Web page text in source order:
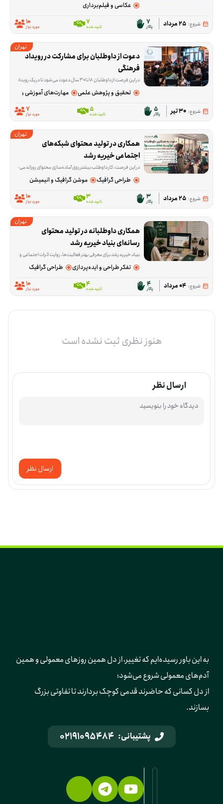
عکاسی و فیلم‌برداری
شروع: 25 مرداد 7
پاکار 7
تایید شده 10
مورد نیاز
تهران
دعوت از داوطلبان برای مشارکت در رویداد
فرهنگی
در این فرصت از داوطلبان ۱۸ تا ۳۰ سال دعوت می‌شود تا در یک رویداد فرهنگی با محوریت گفت‌وگو، هم‌اندیشی و بررسی راهکارهای حمایت از اقشار نیازمند جامعه از جمله افراد بی‌بضاعت، بی‌سرپرست و دارای معلولیت مشارکت کنند. در این برنامه، شرکت‌کنندگان در کنار سایر داوطلبان، حامیان و جمعی از هنرمندان پاکار، درباره راهکارهای مؤثر برای افزایش مشارکت اجتماعی و توسعه فعالیت‌های حمایتی به تبادل نظر خواهند پرداخت. همچنین بخشی از برنامه به مستندسازی و انتشار محتوای رویداد در فضای مجازی اختصاص دارد.
تحقیق و پژوهش علمی مهارت‌های آموزشی و پژوهشی
شروع: 30 تیر 5
پاکار 5
تایید شده 7
مورد نیاز
تهران
اجتماعی خیریه رشد
در این فرصت، کار داوطلب بیشتر روی آماده‌سازی محتوای روزانه می‌چرخد. راش‌ها و عکس‌ها از قبل در اختیار شما قرار می‌گیرد و لازم است از آن‌ها برای تدوین ریلز اینستاگرام، پست‌های
طراحی گرافیک موشن گرافیک و انیمیشن
شروع: 25 مرداد 3
پاکار 3
تایید شده 10
مورد نیاز
تهران
رسانه‌ای بنیاد خیریه رشد
بنیاد خیریه رشد برای معرفی بهتر فعالیت‌ها، روایت اثرات اجتماعی و
تفکر طراحی و ایده‌پردازی طراحی گرافیک
شروع: 04 مرداد 4
پاکار 4
تایید شده 10
مورد نیاز
هنوز نظری ثبت نشده است
ارسال نظر
ارسال نظر
به این باور رسیده‌ایم که تغییر، از دل همین روزهای معمولی و همین
آدم‌های معمولی شروع می‌شود؛
از دل کسانی که حاضرند قدمی کوچک بردارند تا تفاوتی بزرگ
بسازند.
پشتیبانی: 02191095484